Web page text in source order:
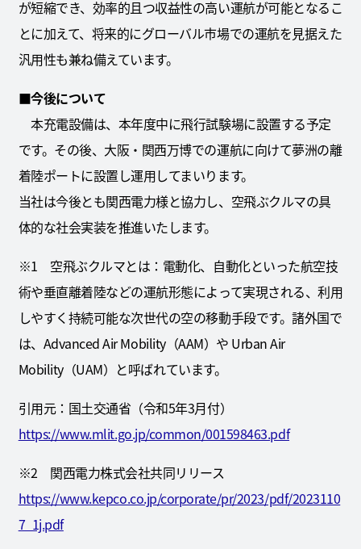
が短縮でき、効率的且つ収益性の高い運航が可能となるこ
とに加えて、将来的にグローバル市場での運航を見据えた
汎用性も兼ね備えています。
■今後について
本充電設備は、本年度中に飛行試験場に設置する予定
です。その後、大阪・関西万博での運航に向けて夢洲の離
着陸ポートに設置し運用してまいります。
当社は今後とも関西電力様と協力し、空飛ぶクルマの具
体的な社会実装を推進いたします。
※1 空飛ぶクルマとは：電動化、自動化といった航空技
術や垂直離着陸などの運航形態によって実現される、利用
しやすく持続可能な次世代の空の移動手段です。諸外国で
は、Advanced Air Mobility（AAM）や Urban Air
Mobility（UAM）と呼ばれています。
引用元：国土交通省（令和5年3月付）
https://www.mlit.go.jp/common/001598463.pdf
※2 関西電力株式会社共同リリース
https://www.kepco.co.jp/corporate/pr/2023/pdf/2023110
7_1j.pdf